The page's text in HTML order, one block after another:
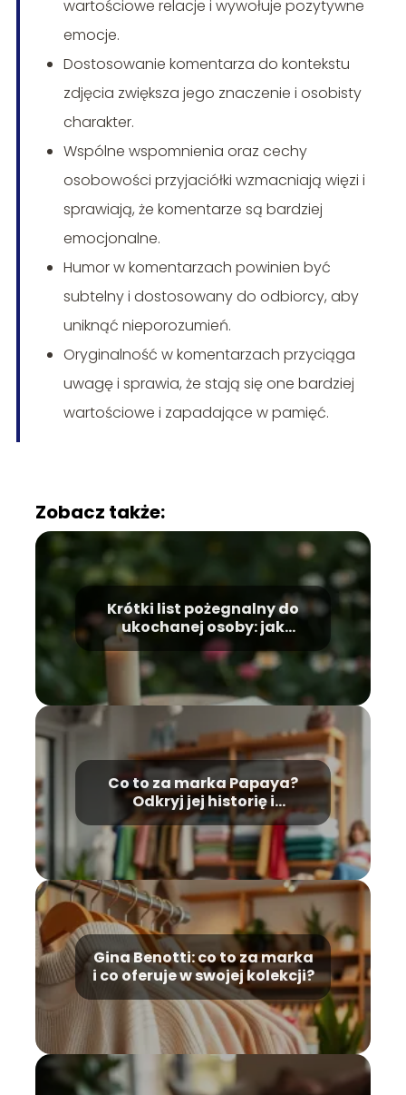
wartościowe relacje i wywołuje pozytywne
emocje.
Dostosowanie komentarza do kontekstu
zdjęcia zwiększa jego znaczenie i osobisty
charakter.
Wspólne wspomnienia oraz cechy
osobowości przyjaciółki wzmacniają więzi i
sprawiają, że komentarze są bardziej
emocjonalne.
Humor w komentarzach powinien być
subtelny i dostosowany do odbiorcy, aby
uniknąć nieporozumień.
Oryginalność w komentarzach przyciąga
uwagę i sprawia, że stają się one bardziej
wartościowe i zapadające w pamięć.
Zobacz także:
Krótki list pożegnalny do
ukochanej osoby: jak
wyrazić uczucia?
Co to za marka Papaya?
Odkryj jej historię i
unikalność!
Gina Benotti: co to za marka
i co oferuje w swojej kolekcji?